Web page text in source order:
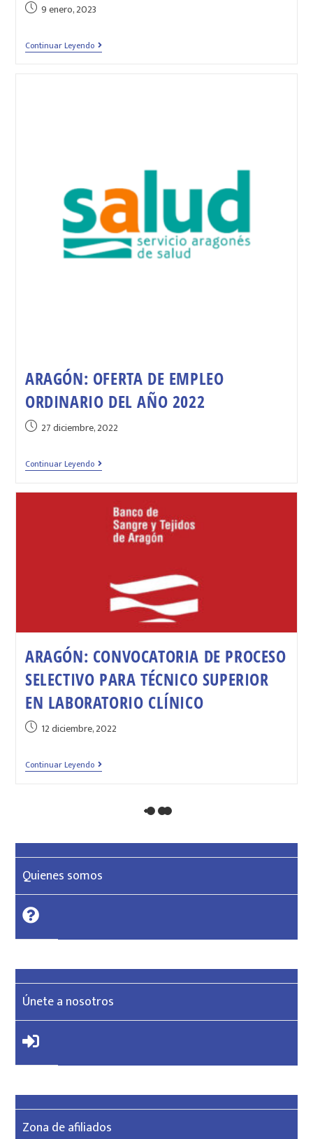
9 enero, 2023
Continuar Leyendo
ARAGÓN: OFERTA DE EMPLEO
ORDINARIO DEL AÑO 2022
27 diciembre, 2022
Continuar Leyendo
ARAGÓN: CONVOCATORIA DE PROCESO
SELECTIVO PARA TÉCNICO SUPERIOR
EN LABORATORIO CLÍNICO
12 diciembre, 2022
Continuar Leyendo
Quienes somos
Únete a nosotros
Zona de afiliados